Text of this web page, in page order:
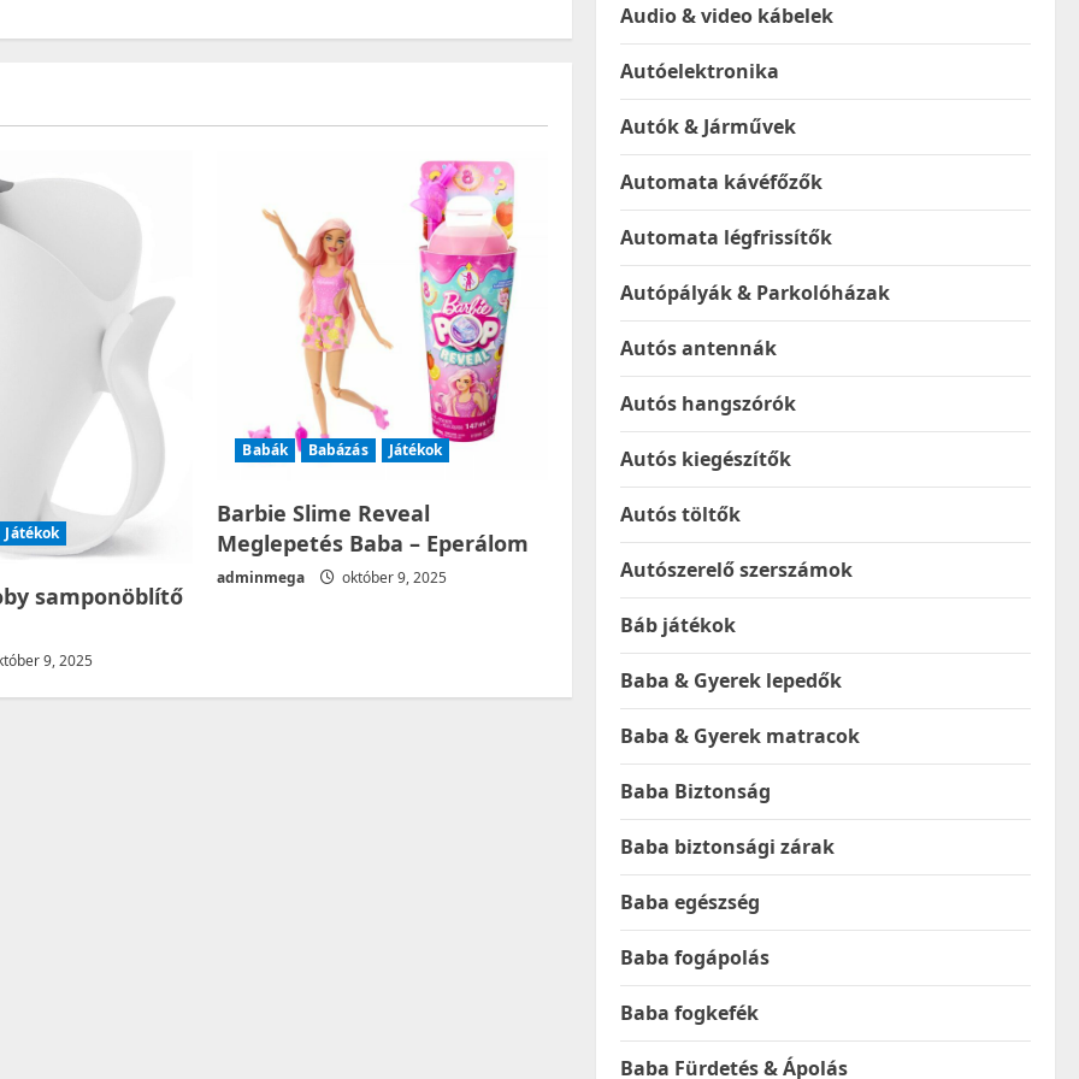
Játékok
samponöblítő
9, 2025
Babák Babázás Játékok
Barbie Slime Reveal
Meglepetés Baba – Eperálom
adminmega október 9, 2025
Audio & video kábelek
Autóelektronika
Autók & Járművek
Automata kávéfőzők
Automata légfrissítők
Autópályák & Parkolóházak
Autós antennák
Autós hangszórók
Autós kiegészítők
Autós töltők
Autószerelő szerszámok
Báb játékok
Baba & Gyerek lepedők
Baba & Gyerek matracok
Baba Biztonság
Baba biztonsági zárak
Baba egészség
Baba fogápolás
Baba fogkefék
Baba Fürdetés & Ápolás